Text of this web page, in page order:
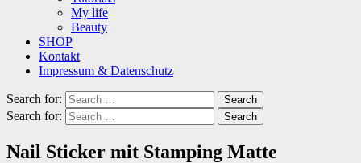
My life
Beauty
SHOP
Kontakt
Impressum & Datenschutz
Search for: Search
Search for: Search
Nail Sticker mit Stamping Matte